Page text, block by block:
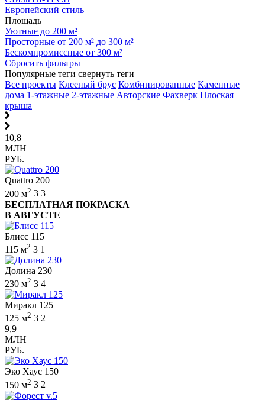
Европейский стиль
Площадь
Уютные до 200 м²
Просторные от 200 м² до 300 м²
Бескомпромиссные от 300 м²
Сбросить фильтры
Популярные теги свернуть теги
Все проекты Клееный брус Комбинированные Каменные
дома 1-этажные 2-этажные Авторские Фахверк Плоская
крыша
10,8
МЛН
РУБ.
Quattro 200
200 м2 3 3
БЕСПЛАТНАЯ ПОКРАСКА
В АВГУСТЕ
Блисс 115
115 м2 3 1
Долина 230
230 м2 3 4
Миракл 125
125 м2 3 2
9,9
МЛН
РУБ.
Эко Хаус 150
150 м2 3 2